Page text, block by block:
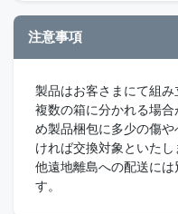
注意事項
製品はお客さまにて組
複数の箱に分かれる場
め製品梱包に多少の傷
ければ交換対象といた
他遠地離島への配送に
す。